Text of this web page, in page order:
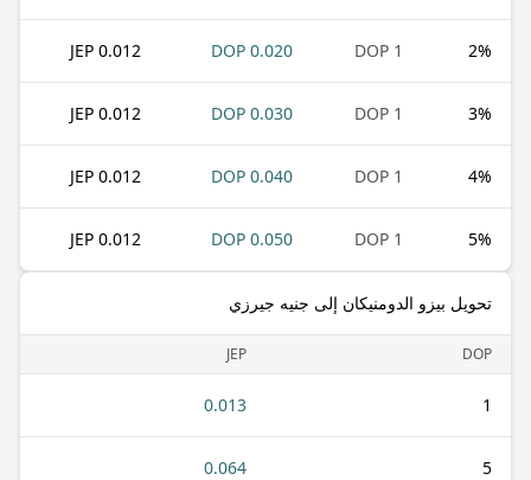
2%
1 DOP
0.020 DOP
0.012 JEP
3%
1 DOP
0.030 DOP
0.012 JEP
4%
1 DOP
0.040 DOP
0.012 JEP
5%
1 DOP
0.050 DOP
0.012 JEP
تحويل بيزو الدومنيكان إلى جنيه جيرزي
DOP
JEP
1
0.013
5
0.064